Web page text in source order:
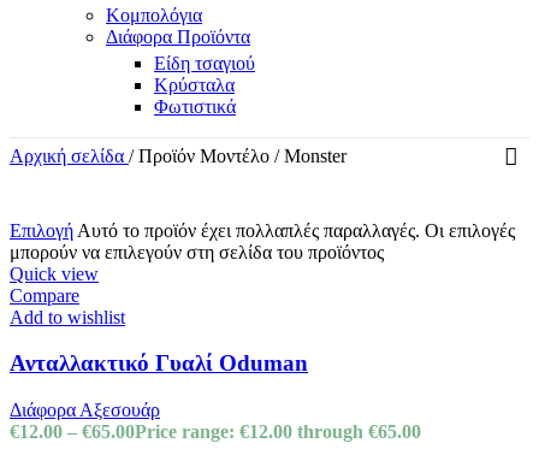
Κομπολόγια
Διάφορα Προϊόντα
Είδη τσαγιού
Κρύσταλα
Φωτιστικά
Αρχική σελίδα / Προϊόν Μοντέλο / Monster
Επιλογή Αυτό το προϊόν έχει πολλαπλές παραλλαγές. Οι επιλογές
μπορούν να επιλεγούν στη σελίδα του προϊόντος
Quick view
Compare
Add to wishlist
Ανταλλακτικό Γυαλί Oduman
Διάφορα Αξεσουάρ
€12.00 – €65.00Price range: €12.00 through €65.00